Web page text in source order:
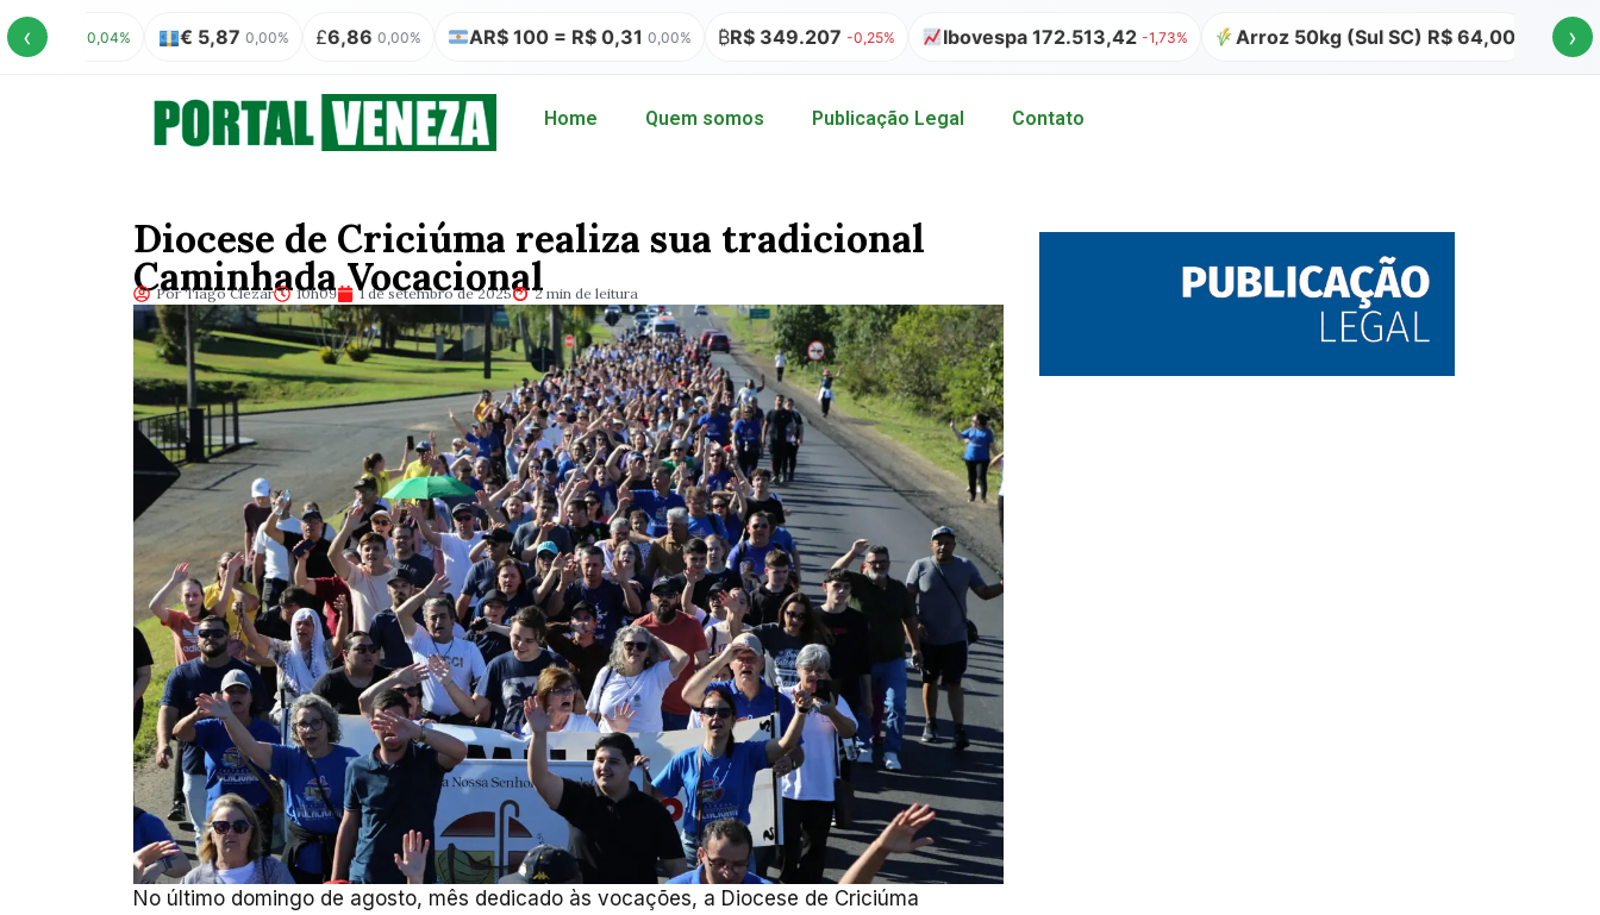
‹ € 5,87 0,00% £6,86 0,00% AR$ 100 = R$ 0,31 0,00% ₿R$ 349.207 -0,25% Ibovespa 172.513,42 -1,73% Arroz 50kg (Sul SC) R$ 64,00 Atualizado em›
Home Quem somos Publicação Legal Contato
Diocese de Criciúma realiza sua tradicional
Caminhada Vocacional
Por Tiago Clezar 10h09 1 de setembro de 2025 2 min de leitura
No último domingo de agosto, mês dedicado às vocações, a Diocese de Criciúma